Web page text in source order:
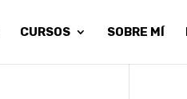
CURSOS SOBRE MÍ